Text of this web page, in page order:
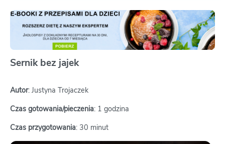
Sernik bez jajek
Autor: Justyna Trojaczek
Czas gotowania/pieczenia: 1 godzina
Czas przygotowania: 30 minut